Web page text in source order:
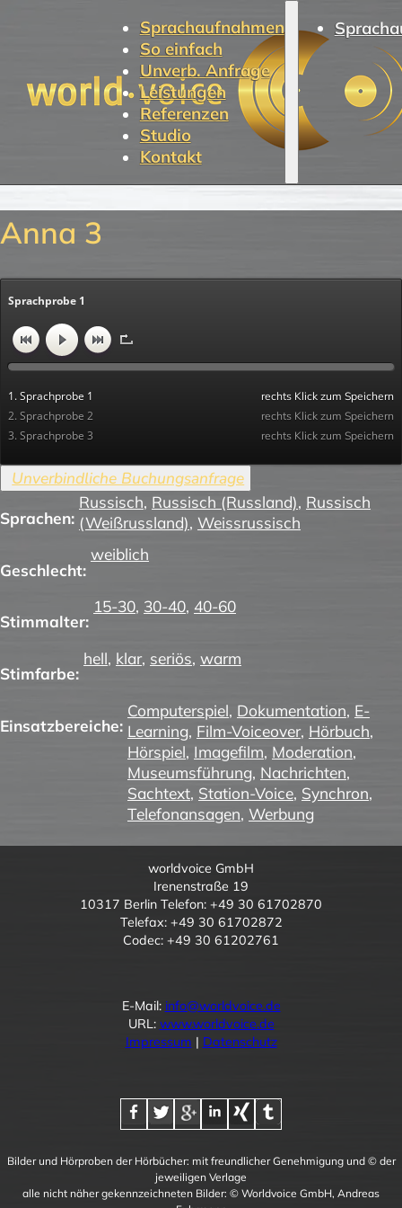
Sprachaufnahmen
So einfach
Unverb. Anfrage
Leistungen
Referenzen
Studio
Kontakt
Anna 3
Sprachprobe 1
1. Sprachprobe 1 rechts Klick zum Speichern
2. Sprachprobe 2 rechts Klick zum Speichern
3. Sprachprobe 3 rechts Klick zum Speichern
Sprachen:
Russisch, Russisch (Russland), Russisch
(Weißrussland), Weissrussisch
Geschlecht:
weiblich
Stimmalter:
15-30, 30-40, 40-60
Stimfarbe:
hell, klar, seriös, warm
Einsatzbereiche:
Computerspiel, Dokumentation, E-
Learning, Film-Voiceover, Hörbuch,
Hörspiel, Imagefilm, Moderation,
Museumsführung, Nachrichten,
Sachtext, Station-Voice, Synchron,
Telefonansagen, Werbung
worldvoice GmbH
Irenenstraße 19
10317 Berlin Telefon: +49 30 61702870
Telefax: +49 30 61702872
Codec: +49 30 61202761
E-Mail: info@worldvoice.de
URL: www.worldvoice.de
Impressum | Datenschutz
Bilder und Hörproben der Hörbücher: mit freundlicher Genehmigung und © der
jeweiligen Verlage
alle nicht näher gekennzeichneten Bilder: © Worldvoice GmbH, Andreas